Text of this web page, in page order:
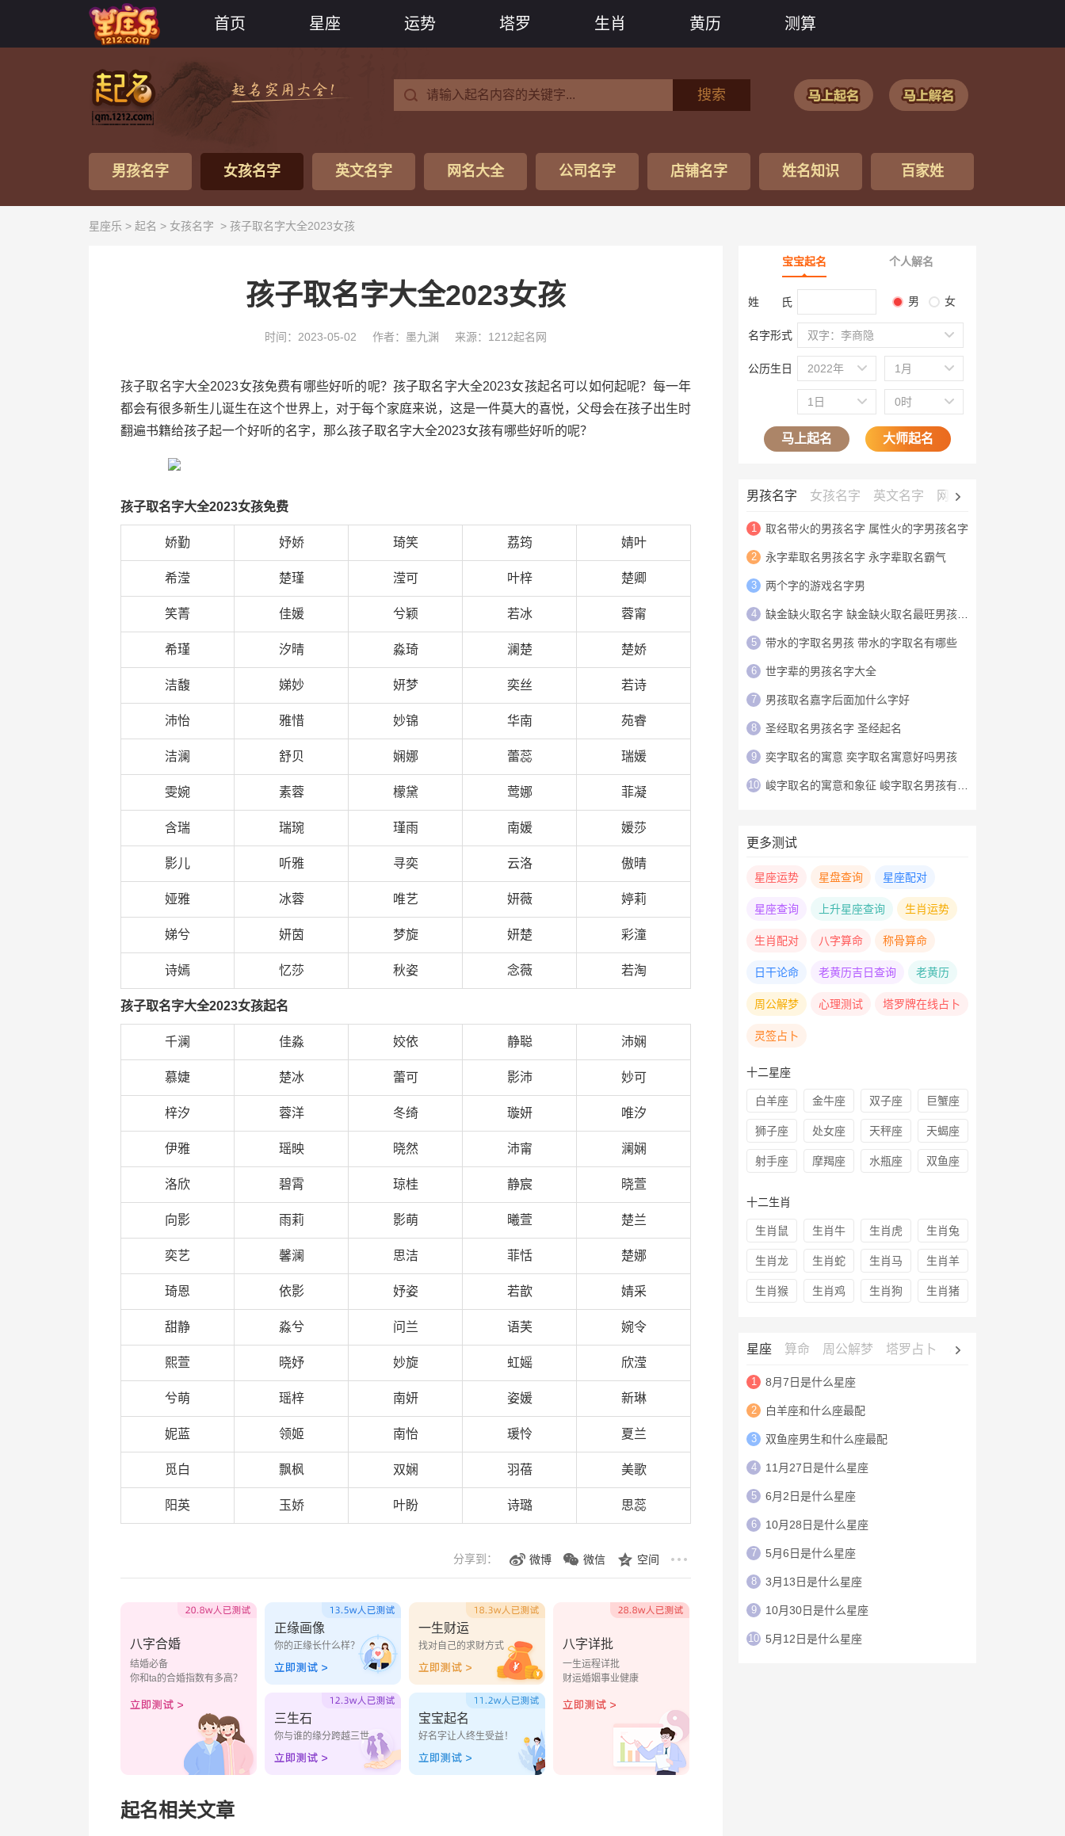
首页 星座 运势 塔罗 生肖 黄历 测算
搜索
男孩名字 女孩名字 英文名字 网名大全 公司名字 店铺名字 姓名知识 百家姓
星座乐 > 起名 > 女孩名字 > 孩子取名字大全2023女孩
孩子取名字大全2023女孩
时间：2023-05-02 作者：墨九渊 来源：1212起名网
孩子取名字大全2023女孩免费有哪些好听的呢？孩子取名字大全2023女孩起名可以如何起呢？每一年
都会有很多新生儿诞生在这个世界上，对于每个家庭来说，这是一件莫大的喜悦，父母会在孩子出生时
翻遍书籍给孩子起一个好听的名字，那么孩子取名字大全2023女孩有哪些好听的呢？
孩子取名字大全2023女孩免费
娇勤 妤娇 琦笑 荔筠 婧叶
希滢 楚瑾 滢可 叶梓 楚卿
笑菁 佳媛 兮颖 若冰 蓉甯
希瑾 汐晴 淼琦 澜楚 楚娇
洁馥 娣妙 妍梦 奕丝 若诗
沛怡 雅惜 妙锦 华南 苑睿
洁澜 舒贝 娴娜 蕾蕊 瑞媛
雯婉 素蓉 檬黛 莺娜 菲凝
含瑞 瑞琬 瑾雨 南媛 媛莎
影儿 听雅 寻奕 云洛 傲晴
娅雅 冰蓉 唯艺 妍薇 婷莉
娣兮 妍茵 梦旋 妍楚 彩潼
诗嫣 忆莎 秋姿 念薇 若淘
孩子取名字大全2023女孩起名
千澜 佳淼 姣依 静聪 沛娴
慕婕 楚冰 蕾可 影沛 妙可
梓汐 蓉洋 冬绮 璇妍 唯汐
伊雅 瑶映 晓然 沛甯 澜娴
洛欣 碧霄 琼桂 静宸 晓萱
向影 雨莉 影萌 曦萱 楚兰
奕艺 馨澜 思洁 菲恬 楚娜
琦恩 依影 妤姿 若歆 婧采
甜静 淼兮 问兰 语芙 婉令
熙萱 晓妤 妙旋 虹媱 欣滢
兮萌 瑶梓 南妍 姿媛 新琳
妮蓝 领姬 南怡 瑗怜 夏兰
觅白 飘枫 双娴 羽蓓 美歌
阳英 玉娇 叶盼 诗璐 思蕊
分享到： 微博 微信 空间
八字合婚
结婚必备
你和ta的合婚指数有多高？
正缘画像
你的正缘长什么样？
一生财运
找对自己的求财方式
三生石
你与谁的缘分跨越三世
宝宝起名
好名字让人终生受益！
八字详批
一生运程详批
财运婚姻事业健康
起名相关文章
宝宝起名 个人解名
姓 氏 男 女
名字形式 双字：李商隐
公历生日 2022年 1月
1日 0时
马上起名 大师起名
男孩名字 女孩名字 英文名字 网名大全
1 取名带火的男孩名字 属性火的字男孩名字
2 永字辈取名男孩名字 永字辈取名霸气
3 两个字的游戏名字男
4 缺金缺火取名字 缺金缺火取名最旺男孩名字
5 带水的字取名男孩 带水的字取名有哪些
6 世字辈的男孩名字大全
7 男孩取名嘉字后面加什么字好
8 圣经取名男孩名字 圣经起名
9 奕字取名的寓意 奕字取名寓意好吗男孩
10 峻字取名的寓意和象征 峻字取名男孩有寓意
更多测试
星座运势 星盘查询 星座配对
星座查询 上升星座查询 生肖运势
生肖配对 八字算命 称骨算命
日干论命 老黄历吉日查询 老黄历
周公解梦 心理测试 塔罗牌在线占卜
灵签占卜
十二星座
白羊座 金牛座 双子座 巨蟹座
狮子座 处女座 天秤座 天蝎座
射手座 摩羯座 水瓶座 双鱼座
十二生肖
生肖鼠 生肖牛 生肖虎 生肖兔
生肖龙 生肖蛇 生肖马 生肖羊
生肖猴 生肖鸡 生肖狗 生肖猪
星座 算命 周公解梦 塔罗占卜 心理测试
1 8月7日是什么星座
2 白羊座和什么座最配
3 双鱼座男生和什么座最配
4 11月27日是什么星座
5 6月2日是什么星座
6 10月28日是什么星座
7 5月6日是什么星座
8 3月13日是什么星座
9 10月30日是什么星座
10 5月12日是什么星座